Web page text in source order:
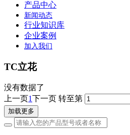
产品中心
新闻动态
行业知识库
企业案例
加入我们
TC立花
没有数据了
上一页1下一页 转至第
加载更多